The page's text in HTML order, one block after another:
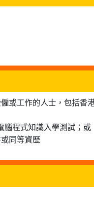
或工作的人士，包括香
腦程式知識入學測試；或
同等資歷